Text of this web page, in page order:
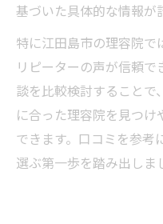
基づいた具体的な情報が
特に江田島市の理容院で
リピーターの声が信頼
談を比較検討することで
に合った理容院を見つ
できます。口コミを参考
選ぶ第一歩を踏み出しま